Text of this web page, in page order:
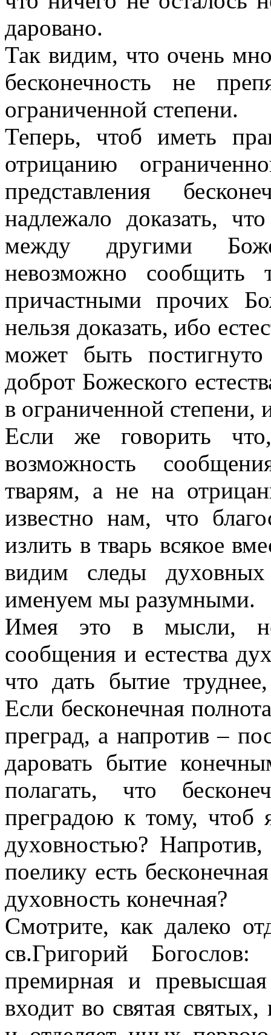
даровано.
Так видим, что очень
бесконечность не
ограниченной степени.
Теперь, чтоб иметь
отрицанию
представления
надлежало доказать,
между другими
невозможно сообщить
причастными прочих
нельзя доказать, ибо
может быть
доброт Божеского
в ограниченной степени,
Если же говорить
возможность
тварям, а не на
известно нам, что
излить в тварь всякое
видим следы
именуем мы разумными.
Имея это в мысли,
сообщения и естества
что дать бытие
Если бесконечная
преград, а напротив –
даровать бытие
полагать, что
преградою к тому, чтоб
духовностью?
поелику есть
духовность конечная?
Смотрите, как далеко
св.Григорий
премирная и
входит во святая